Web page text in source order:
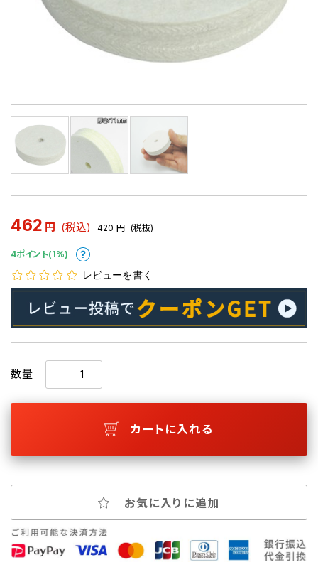
462 円 (税込) 420 円 (税抜)
4ポイント(1%)
レビューを書く
数量
カートに入れる
お気に入りに追加